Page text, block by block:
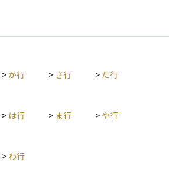
>か行 > さ行 > た行
> は行 > ま行 > や行
> わ行